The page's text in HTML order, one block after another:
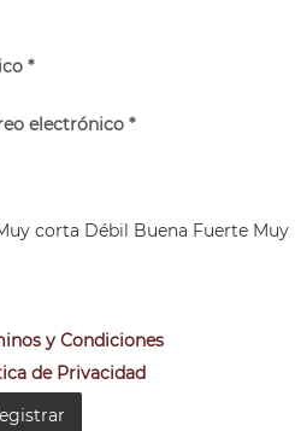
*
electrónico *
corta Débil Buena Fuerte Muy
y Condiciones
de Privacidad